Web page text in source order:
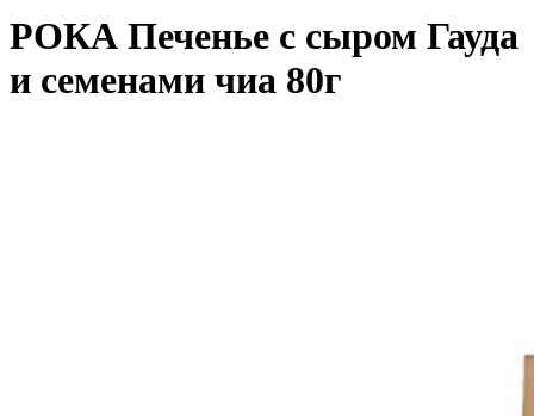
РОКА Печенье с сыром Гауда
и семенами чиа 80г